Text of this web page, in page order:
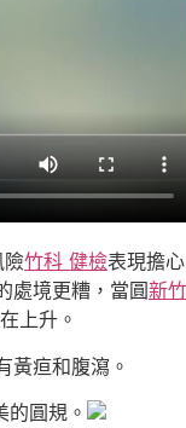
險竹科 健檢表現擔
處境更糟，當圓新
上升。
黃疸和腹瀉。
圓規。